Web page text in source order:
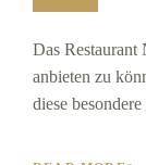
Das
anbieten zu
diese